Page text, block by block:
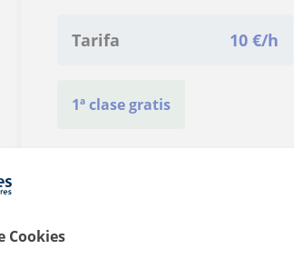
Cookies
Tarifa 10 €/h
1ª clase gratis